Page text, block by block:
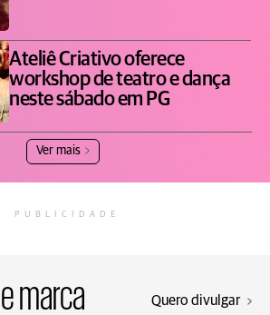
Ateliê Criativo oferece
workshop de teatro e dança
neste sábado em PG
Ver mais
PUBLICIDADE
marca Quero divulgar